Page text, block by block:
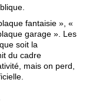
fantaisie », «
garage ». Les
soit la
du cadre
mais on perd,